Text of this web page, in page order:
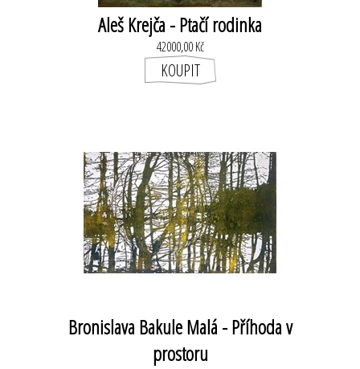
Aleš Krejča - Ptačí rodinka
42000,00 Kč
Bronislava Bakule Malá - Příhoda v
prostoru